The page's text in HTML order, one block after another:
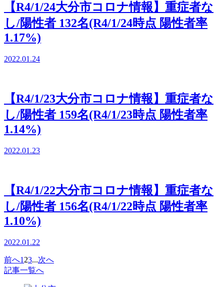
【R4/1/24大分市コロナ情報】重症者な
し/陽性者 132名(R4/1/24時点 陽性者率
1.17%)
2022.01.24
【R4/1/23大分市コロナ情報】重症者な
し/陽性者 159名(R4/1/23時点 陽性者率
1.14%)
2022.01.23
【R4/1/22大分市コロナ情報】重症者な
し/陽性者 156名(R4/1/22時点 陽性者率
1.10%)
2022.01.22
前へ1 23...次へ
記事一覧へ